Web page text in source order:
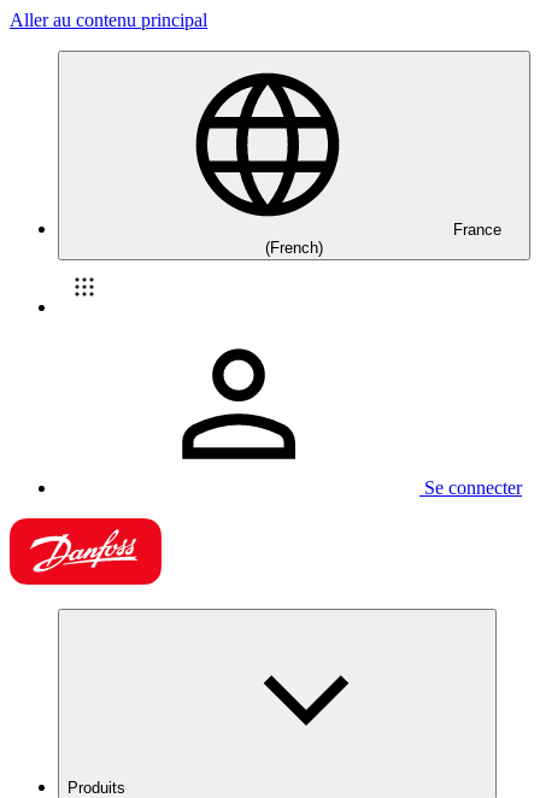
Aller au contenu principal
France
(French)
Se connecter
Produits